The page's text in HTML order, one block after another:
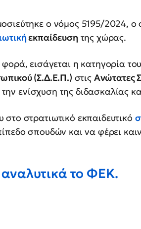
ο νόμος 5195/2024, ο
εκπαίδευση της χώρας.
εισάγεται η κατηγορία
(Σ.Δ.Ε.Π.) στις Ανώτατες
ενίσχυση της διδασκαλίας
στρατιωτικό εκπαιδευτικό
σπουδών και να φέρει
αναλυτικά το ΦΕΚ.